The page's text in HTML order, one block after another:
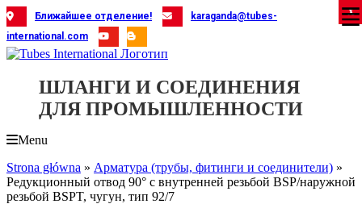
Skip
to
content
Ближайшее отделение!
karaganda@tubes-
international.com
ШЛАНГИ И СОЕДИНЕНИЯ
ДЛЯ ПРОМЫШЛЕННОСТИ
Menu
Strona główna » Арматура (трубы, фитинги и соединители) »
Редукционный отвод 90° с внутренней резьбой BSP/наружной
резьбой BSPT, чугун, тип 92/7
X
X
X
X
X
X
X
X
X
X
X
X
X
X
X
X
X
X
X